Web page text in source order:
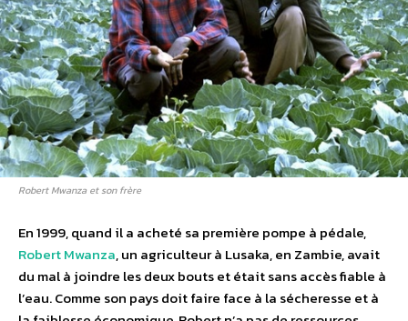
Robert Mwanza et son frère
En 1999, quand il a acheté sa première pompe à pédale,
Robert Mwanza, un agriculteur à Lusaka, en Zambie, avait
du mal à joindre les deux bouts et était sans accès fiable à
l’eau. Comme son pays doit faire face à la sécheresse et à